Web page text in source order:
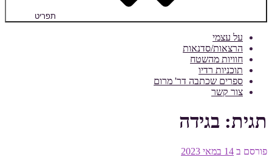
תפריט
על עצמי
הרצאות/סדנאות
חוויות מהשטח
תוכניות רדיו
ספרים שכתבה דר' מרום
צור קשר
תגית: בגידה
פורסם ב 14 במאי 2023